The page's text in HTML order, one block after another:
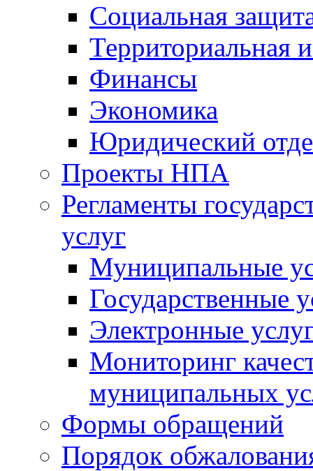
Социальная
Территориальная
Финансы
Экономика
Юридический
Проекты НПА
Регламенты
услуг
Муниципальные
Государственные
Электронные
Мониторинг
муниципальных
Формы обращений
Порядок